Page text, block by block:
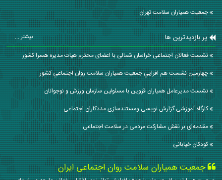
جمعیت همیاران سلامت تهران
پر بازدیدترین ها بیشتر ...
نشست فعالان اجتماعی خراسان شمالی با اعضای محترم هیات مدیره هسرا کشور
چهارمين نشست هم افزايي جمعيت همياران سلامت روان اجتماعي كشور
نشست مدیرعامل همیاران قزوین با مسئولین سازمان ورزش و نوجوانان
کارگاه آموزشی گزارش نویسی ومستندسازی مددکاران اجتماعی
مقدمه‌ای بر نقش مشارکت مردمی در سلامت اجتماعی
کودکان خیابانی
جمعیت همیاران سلامت روان اجتماعی ایران